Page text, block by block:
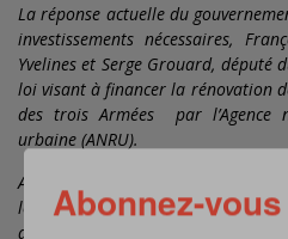
La réponse actuelle du
investissements nécessaires,
Yvelines et Serge Grouard,
loi visant à financer la rénovation
des trois Armées par l’Agence
urbaine (ANRU).
A l’image de l’action qui avait été
les plus vétustes en 2004 et,
d’euros annoncée pour le
Abonnez-